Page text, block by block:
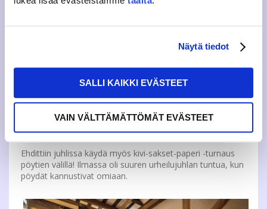
Näytä tiedot
SALLI KAIKKI EVÄSTEET
VAIN VÄLTTÄMÄTTÖMÄT EVÄSTEET
On tapahtunut ryöstö!
Ehdittiin juhlissa käydä myös kivi-sakset-paperi -turnaus
pöytien välillä! Ilmassa oli suuren urheilujuhlan tuntua, kun
pöydät kannustivat omiaan.